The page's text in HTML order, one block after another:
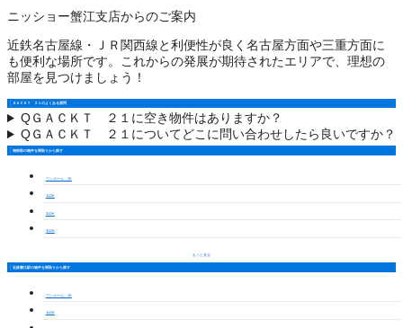
ニッショー蟹江支店からのご案内
近鉄名古屋線・ＪＲ関西線と利便性が良く名古屋方面や三重方面に
も便利な場所です。これからの発展が期待されたエリアで、理想の
部屋を見つけましょう！
ＧＡＣＫＴ ２１のよくある質問
QＧＡＣＫＴ ２１に空き物件はありますか？
QＧＡＣＫＴ ２１についてどこに問い合わせしたら良いですか？
海部郡の物件を間取りから探す
ワンルーム・1K
1LDK
2LDK
3LDK
もっと見る
近鉄蟹江駅の物件を間取りから探す
ワンルーム・1K
1LDK